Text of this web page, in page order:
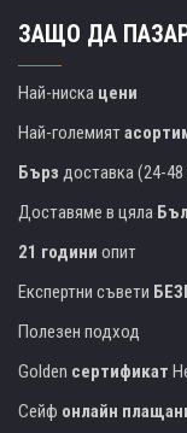
ЗАЩО ДА
Най-ниска цени
Най-големият
Бърз доставка (24-48
Доставяме в цяла
21 години опит
Експертни съвети
Полезен подход
Golden сертификат
Сейф онлайн